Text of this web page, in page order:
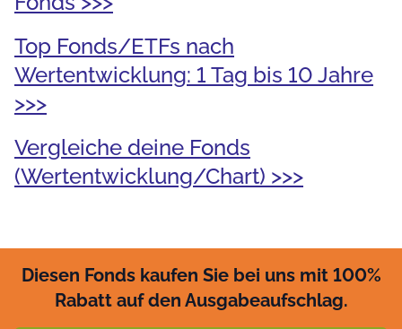
Top Fonds/ETFs nach
Wertentwicklung: 1 Tag bis 10 Jahre
>>>
Vergleiche deine Fonds
(Wertentwicklung/Chart) >>>
Diesen Fonds kaufen Sie bei uns mit 100%
Rabatt auf den Ausgabeaufschlag.